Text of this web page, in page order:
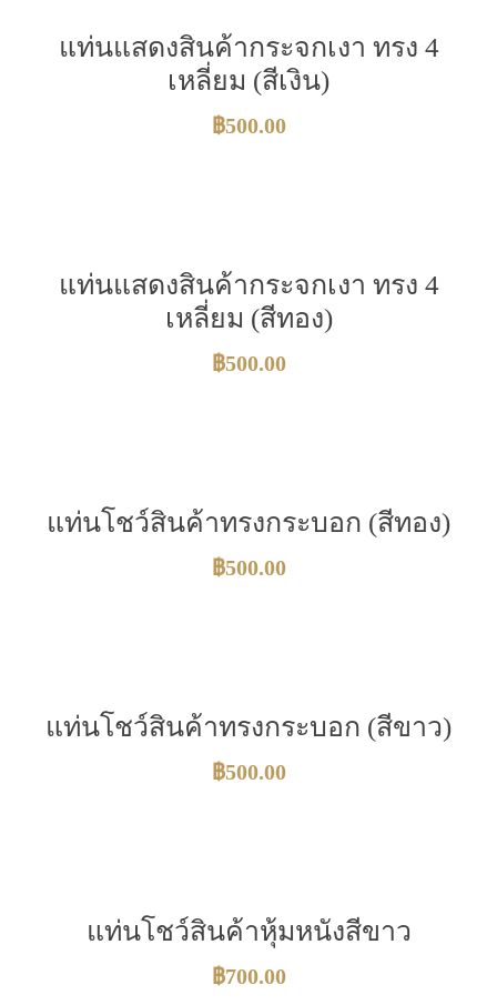
แท่นแสดงสินค้ากระจกเงา ทรง 4
เหลี่ยม (สีเงิน)
฿500.00
แท่นแสดงสินค้ากระจกเงา ทรง 4
เหลี่ยม (สีทอง)
฿500.00
แท่นโชว์สินค้าทรงกระบอก (สีทอง)
฿500.00
แท่นโชว์สินค้าทรงกระบอก (สีขาว)
฿500.00
แท่นโชว์สินค้าหุ้มหนังสีขาว
฿700.00